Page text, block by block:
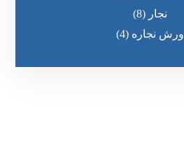
نجار (8)
ورش نجاره (4)